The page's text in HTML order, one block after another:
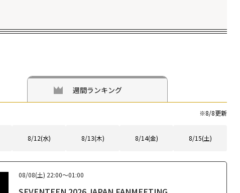
週間ランキング
※8/8更新
8/12(水) 8/13(木) 8/14(金) 8/15(土)
08/08(土) 22:00～01:00